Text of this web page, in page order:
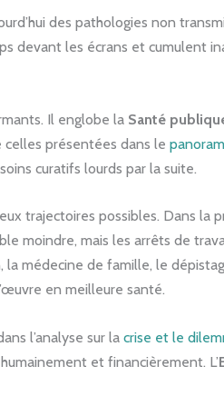
des pathologies non
devant les écrans et cumulent
Il englobe la Santé
celles présentées dans le
curatifs lourds par la suite.
trajectoires possibles. Dans la
moindre, mais les arrêts de
la médecine de famille, le
en meilleure santé.
l’analyse sur la crise et le
et financièrement. L’